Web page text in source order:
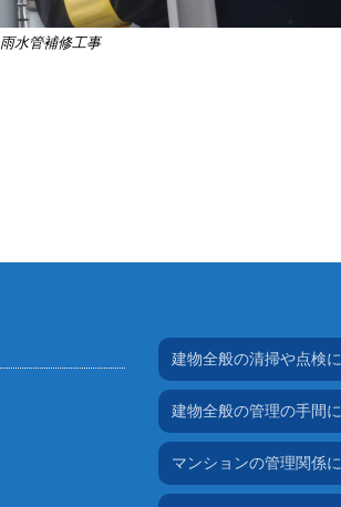
雨水管補修工事
建物全般の清掃や点検
建物全般の管理の手間
マンションの管理関係